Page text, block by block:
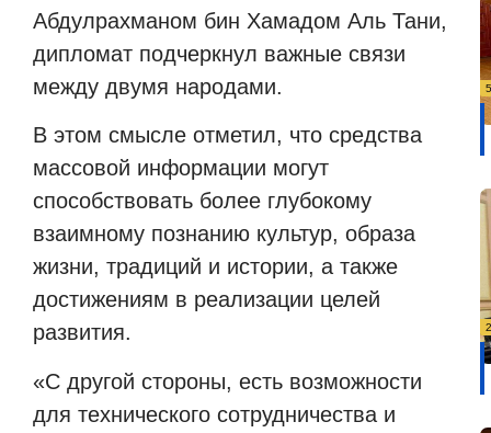
Абдулрахманом бин Хамадом Аль Тани,
дипломат подчеркнул важные связи
между двумя народами.
В этом смысле отметил, что средства
массовой информации могут
способствовать более глубокому
взаимному познанию культур, образа
жизни, традиций и истории, а также
достижениям в реализации целей
развития.
«С другой стороны, есть возможности
для технического сотрудничества и